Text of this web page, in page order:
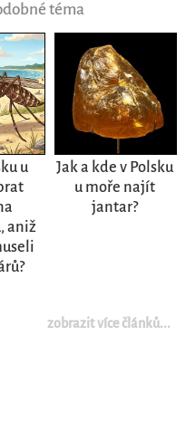
téma
u
aniž
Jak a kde v Polsku
u moře najít
jantar?
zobrazit více článků...